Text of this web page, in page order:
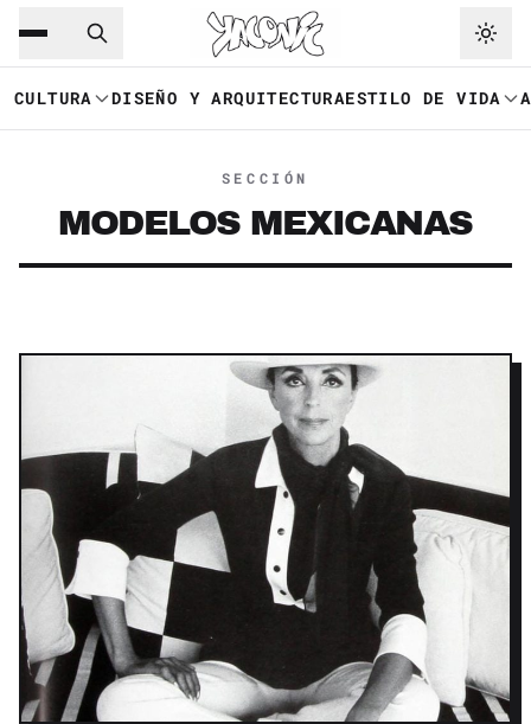
Saltar al contenido principal
CULTURA DISEÑO Y ARQUITECTURAESTILO DE VIDA
SECCIÓN
MODELOS MEXICANAS